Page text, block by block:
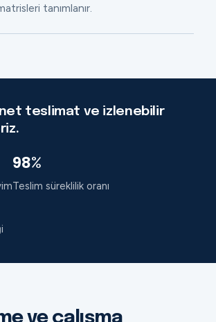
tanımlanır.
teslimat ve izlenebilir
98%
Teslim süreklilik oranı